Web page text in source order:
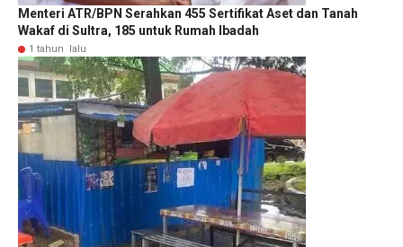
Menteri ATR/BPN Serahkan 455 Sertifikat Aset dan Tanah
Wakaf di Sultra, 185 untuk Rumah Ibadah
1 tahun lalu